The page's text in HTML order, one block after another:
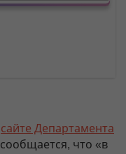
сайте Департамента
сообщается, что «в